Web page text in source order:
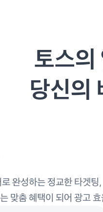
토스의
당신의
완성하는 정교한 타겟팅,
맞춤 혜택이 되어 광고